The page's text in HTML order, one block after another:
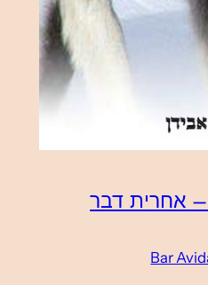
Bar